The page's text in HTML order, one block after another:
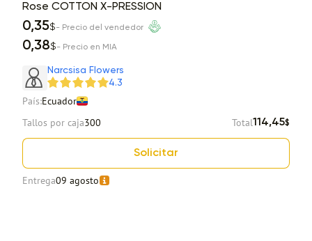
Rose COTTON X-PRESSION
0,35$- Precio del vendedor
0,38$- Precio en MIA
Narcsisa Flowers
4.3
País:Ecuador
Tallos por caja300 Total114,45$
Solicitar
Entrega09 agosto